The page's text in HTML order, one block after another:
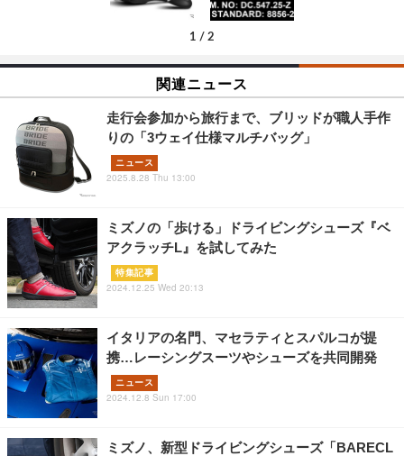
1 / 2
関連ニュース
走行会参加から旅行まで、ブリッドが職人手作
りの「3ウェイ仕様マルチバッグ」
ニュース
2025.8.28 Thu 13:00
ミズノの「歩ける」ドライビングシューズ『ベ
アクラッチL』を試してみた
特集記事
2024.12.25 Wed 20:13
イタリアの名門、マセラティとスパルコが提
携…レーシングスーツやシューズを共同開発
ニュース
2024.12.8 Sun 17:00
ミズノ、新型ドライビングシューズ「BARECL